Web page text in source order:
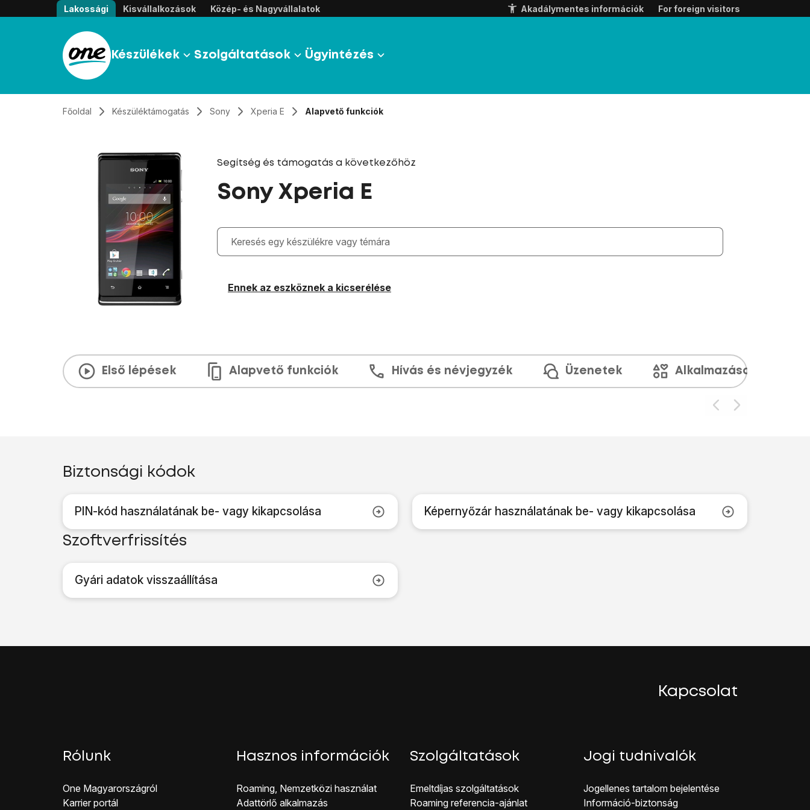
Átugrás, tovább a tartalomhoz
Lakossági Kisvállalkozások Közép- és Nagyvállalatok Akadálymentes információk For foreign visitors
Készülékek Szolgáltatások Ügyintézés
Főoldal Készüléktámogatás Sony Xperia E Alapvető funkciók
Segítség és támogatás a következőhöz
Sony Xperia E
Gépelés közben megjelennek a keresési javaslatok a mező alatt
Ennek az eszköznek a kicserélése
Első lépések Alapvető funkciók Hívás és névjegyzék Üzenetek Alkalmazások és
Biztonsági kódok
PIN-kód használatának be- vagy kikapcsolása Képernyőzár használatának be- vagy kikapcsolása
Szoftverfrissítés
Gyári adatok visszaállítása
Kapcsolat
Rólunk
One Magyar országról
Karrier portál
Hasznos információk
Roaming, Nemzetközi használat
Adattörlő alkalmazás
Szolgáltatások
Emeltdíjas szolgáltatások
Roaming referencia-ajánlat
Jogi tudnivalók
Jogellenes ta rtalom bejelentése
Inf ormáció-biztonság